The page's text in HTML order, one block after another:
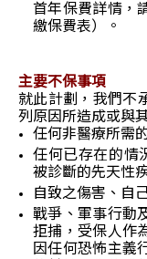
首年保費詳情，
繳保費表）。
主要不保事項
就此計劃，我們不
列原因所造成或與
任何非醫療所需
任何已存在的情
被診斷的先天性
自致之傷害、自
戰爭、軍事行動
拒捕，受保人作
因任何恐怖主義